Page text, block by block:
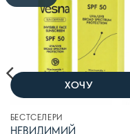
ХОЧУ
БЕСТСЕЛЕРИ